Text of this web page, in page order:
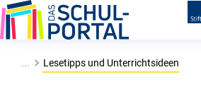
... Lesetipps und Unterrichtsideen